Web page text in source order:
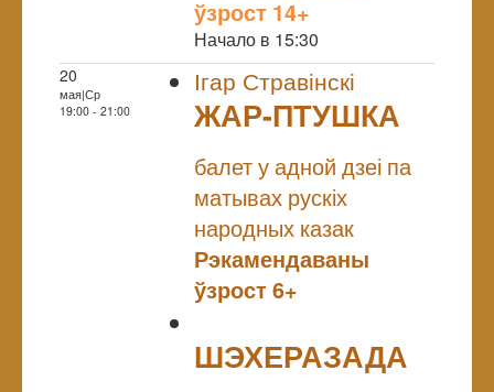
ўзрост 14+
Начало в 15:30
20
мая|Ср
19:00 - 21:00
Ігар Стравінскі
ЖАР-ПТУШКА
балет у адной дзеі па
матывах рускіх
народных казак
Рэкамендаваны
ўзрост 6+
ШЭХЕРАЗАДА